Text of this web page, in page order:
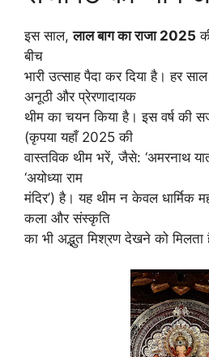
इस साल,लाल बाग का राजा 2025
बीच
भारी उत्साह पैदा कर दिया है। हर
अनूठी और प्रेरणादायक
थीम का चयन किया है। इस वर्ष की
(कृपया यहाँ 2025 की
वास्तविक थीम भरें, जैसे: ‘अमरनाथ
‘अयोध्या राम
मंदिर’) है। यह थीम न केवल धार्मिक
कला और संस्कृति
का भी अद्भुत मिश्रण देखने को मिलता